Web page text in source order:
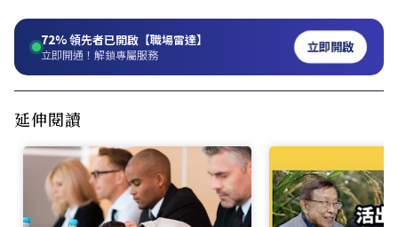
72%領先者已開啟【職場雷達】
立即開通！解鎖專屬服務 立即開啟
延伸閱讀